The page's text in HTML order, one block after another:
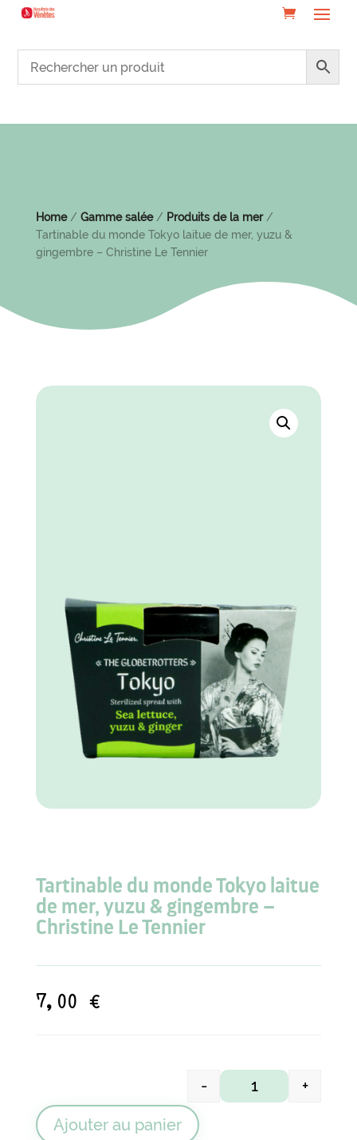
Home/ Gamme salée/ Produits de la mer/
Tartinable du monde Tokyo laitue de mer, yuzu &
gingembre – Christine Le Tennier
Tartinable du monde Tokyo laitue
de mer, yuzu & gingembre –
Christine Le Tennier
7,00 €
quantité de
- +
Ajouter au panier